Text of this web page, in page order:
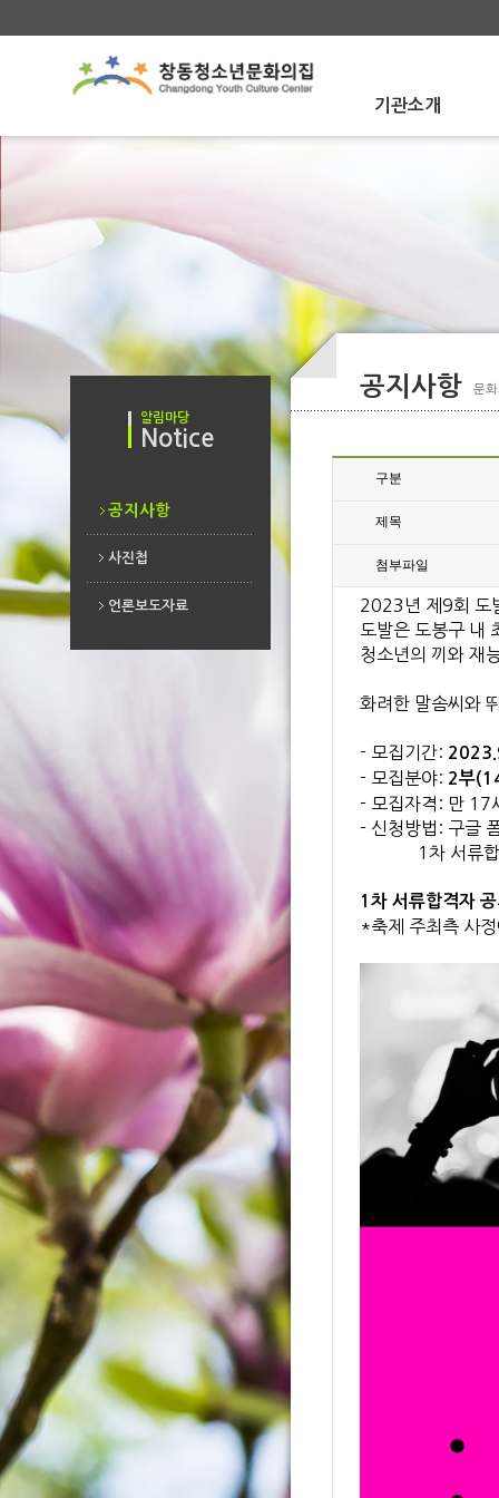
기관소개
오시는 길
알림마당
Notice
공지사항
사진첩
사진첩
언론보도자료
언론보도자료
공지사항 문
구분
제목
첨부파일
2023년 제9회 도
도발은 도봉구 내
청소년의 끼와 재
화려한 말솜씨와
- 모집기간:
- 모집분야: 2부
- 모집자격: 만 17
- 신청방법: 구글
1차 서류합격 -
1차 서류합격자
*축제 주최측 사